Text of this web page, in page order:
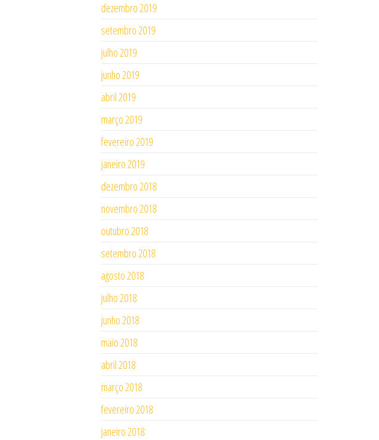
dezembro 2019
setembro 2019
julho 2019
junho 2019
abril 2019
março 2019
fevereiro 2019
janeiro 2019
dezembro 2018
novembro 2018
outubro 2018
setembro 2018
agosto 2018
julho 2018
junho 2018
maio 2018
abril 2018
março 2018
fevereiro 2018
janeiro 2018